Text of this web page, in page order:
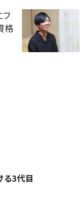
格
る3代目